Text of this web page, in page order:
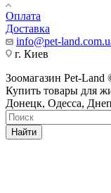
Оплата
Доставка
info@pet-
г. Киев
Зоомагазин Pet-Land
Купить товары для
Донецк, Одесса,
Найти